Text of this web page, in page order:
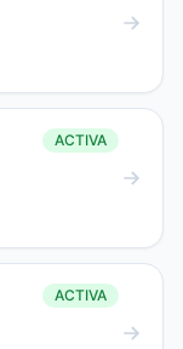
ACTIVA
ACTIVA